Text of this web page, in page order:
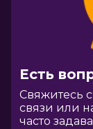
Есть
Cвяжитесь
связи или
часто